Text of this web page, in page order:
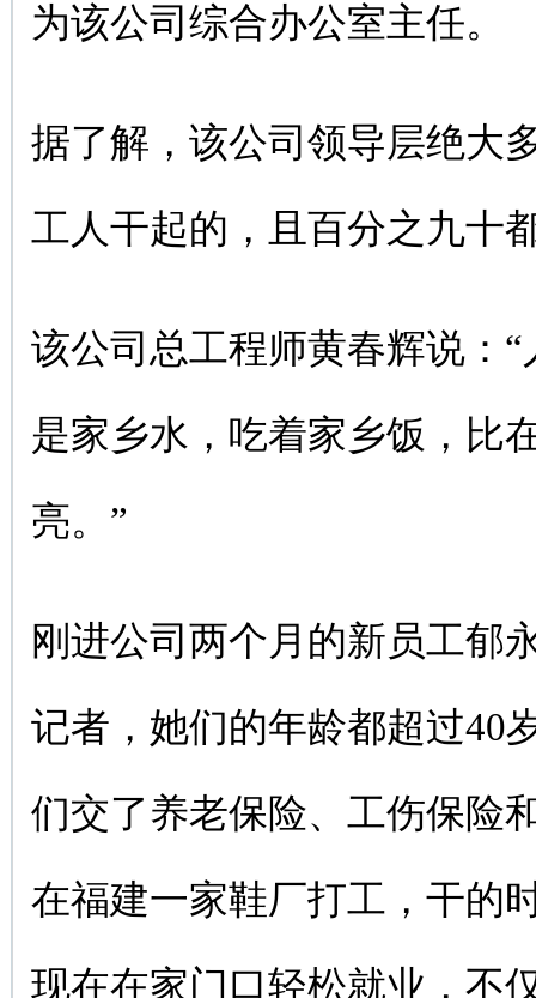
为该公司综合办公室主任。
据了解，该公司领导层绝大
工人干起的，且百分之九十
该公司总工程师黄春辉说：
是家乡水，吃着家乡饭，比
亮。”
刚进公司两个月的新员工郁
记者，她们的年龄都超过40
们交了养老保险、工伤保险
在福建一家鞋厂打工，干的
现在在家门口轻松就业，不